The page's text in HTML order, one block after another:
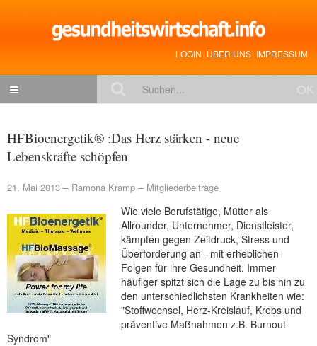
LOGIN ÜBER UNS IMPRESSUM
Gesundheitspolitik
Medizin & Pharma
Gesundheit
Jobs & Karriere
Mitglieder-Beiträge
NEUER BEITRAG
HFBioenergetik® :Das Herz stärken - neue
Lebenskräfte schöpfen
21. Mai 2013 Ramona Kramp Mitgliederbeiträge
Wie viele Berufstätige, Mütter als
Allrounder, Unternehmer, Dienstleister,
kämpfen gegen Zeitdruck, Stress und
Überforderung an - mit erheblichen
Folgen für ihre Gesundheit. Immer
häufiger spitzt sich die Lage zu bis hin zu
den unterschiedlichsten Krankheiten wie:
"Stoffwechsel, Herz-Kreislauf, Krebs und
präventive Maßnahmen z.B. Burnout
Syndrom"